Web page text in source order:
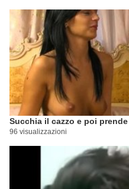
Succhia il cazzo e poi
96 visualizzazioni